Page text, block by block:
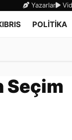
Yazarlar
POLİTİKA
Seçim